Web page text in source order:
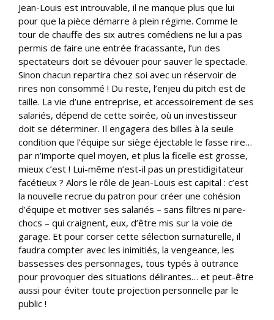
Jean-Louis est introuvable, il ne manque plus que lui
pour que la pièce démarre à plein régime. Comme le
tour de chauffe des six autres comédiens ne lui a pas
permis de faire une entrée fracassante, l’un des
spectateurs doit se dévouer pour sauver le spectacle.
Sinon chacun repartira chez soi avec un réservoir de
rires non consommé ! Du reste, l’enjeu du pitch est de
taille. La vie d’une entreprise, et accessoirement de ses
salariés, dépend de cette soirée, où un investisseur
doit se déterminer. Il engagera des billes à la seule
condition que l’équipe sur siège éjectable le fasse rire…
par n’importe quel moyen, et plus la ficelle est grosse,
mieux c’est ! Lui-même n’est-il pas un prestidigitateur
facétieux ? Alors le rôle de Jean-Louis est capital : c’est
la nouvelle recrue du patron pour créer une cohésion
d’équipe et motiver ses salariés – sans filtres ni pare-
chocs – qui craignent, eux, d’être mis sur la voie de
garage. Et pour corser cette sélection surnaturelle, il
faudra compter avec les inimitiés, la vengeance, les
bassesses des personnages, tous typés à outrance
pour provoquer des situations délirantes… et peut-être
aussi pour éviter toute projection personnelle par le
public !